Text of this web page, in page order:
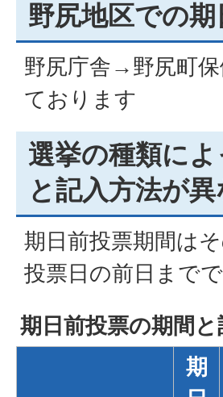
野尻地区での
野尻庁舎→野尻町
ております
選挙の種類に
と記入方法が異
期日前投票期間は
投票日の前日までで
期日前投票の期間
期